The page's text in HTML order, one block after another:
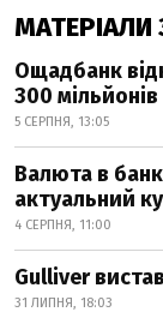
Ощадбанк
300
5 СЕРПНЯ, 13:05
Валюта в
актуальний
4 СЕРПНЯ, 11:00
Gulliver
31 ЛИПНЯ, 18:03